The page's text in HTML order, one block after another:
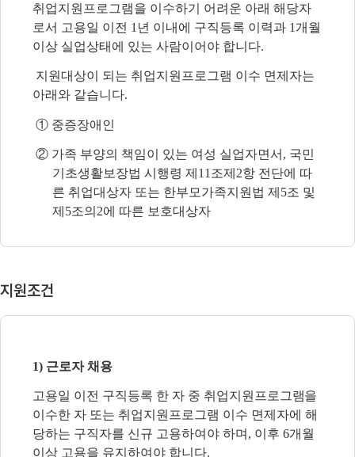
취업지원프로그램을 이수하기 어려운 아래 해당자
로서 고용일 이전 1년 이내에 구직등록 이력과 1개월
이상 실업상태에 있는 사람이어야 합니다.
지원대상이 되는 취업지원프로그램 이수 면제자는
아래와 같습니다.
① 중증장애인
② 가족 부양의 책임이 있는 여성 실업자면서, 국민
기초생활보장법 시행령 제11조제2항 전단에 따
른 취업대상자 또는 한부모가족지원법 제5조 및
제5조의2에 따른 보호대상자
지원조건
1) 근로자 채용
고용일 이전 구직등록 한 자 중 취업지원프로그램을
이수한 자 또는 취업지원프로그램 이수 면제자에 해
당하는 구직자를 신규 고용하여야 하며, 이후 6개월
이상 고용을 유지하여야 합니다.